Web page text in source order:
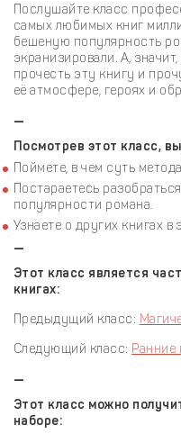
Послушайте класс
самых любимых книг
бешеную популярность
экранизировали. А,
прочесть эту книгу и
её атмосфере, героях и
—
Посмотрев этот класс,
Поймете, в чем суть
Постараетесь
популярности романа.
Узнаете о других книгах в
—
Этот класс является
книгах:
Предыдущий класс:
Следующий класс: Ранние
—
Этот класс можно
наборе: